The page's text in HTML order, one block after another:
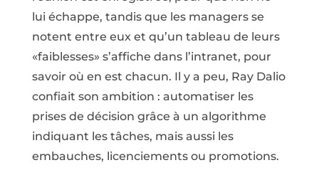
lui échappe, tandis que les managers se
notent entre eux et qu’un tableau de leurs
«faiblesses» s’affiche dans l’intranet, pour
savoir où en est chacun. Il y a peu, Ray Dalio
confiait son ambition : automatiser les
prises de décision grâce à un algorithme
indiquant les tâches, mais aussi les
embauches, licenciements ou promotions.